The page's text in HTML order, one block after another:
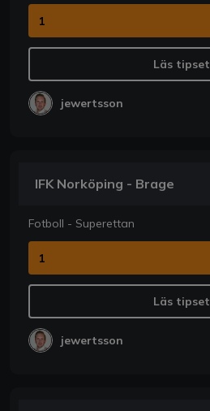
1
Läs tipset
jewertsson
IFK Norköping - Brage
Fotboll - Superettan
1
Läs tipset
jewertsson